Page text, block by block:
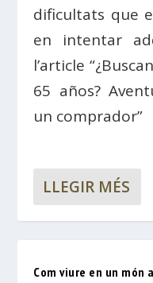
dificultats que
en intentar
l’article
65 años?
un comprador”
LLEGIR MÉS
Com viure en un món